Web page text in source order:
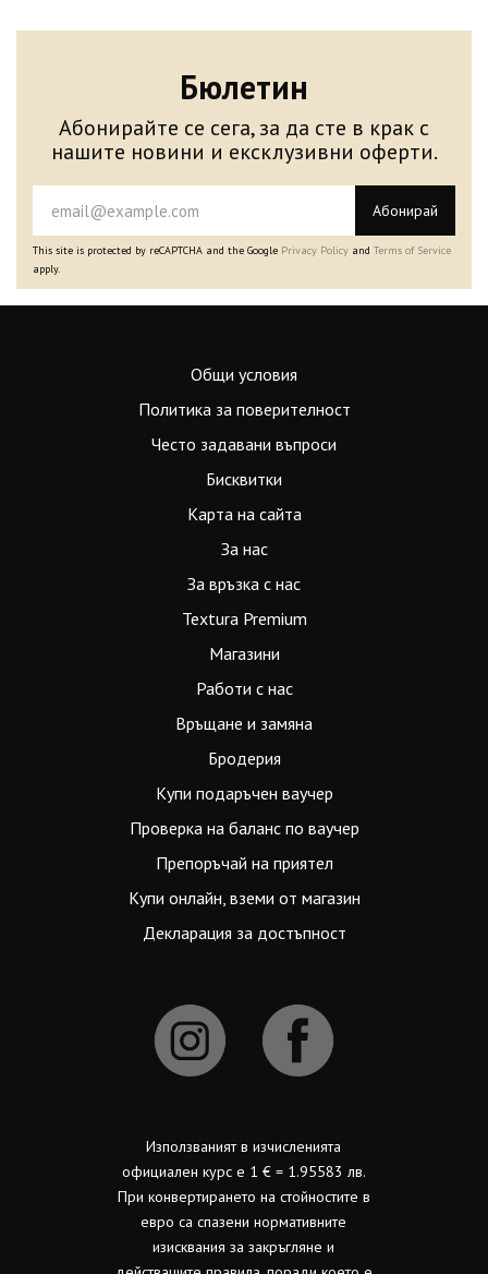
Бюлетин
Абонирайте се сега, за да сте в крак с
нашите новини и ексклузивни оферти.
Абонирай
This site is protected by reCAPTCHA and the Google Privacy Policy and Terms of Service
apply.
Общи условия
Политика за поверителност
Често задавани въпроси
Бисквитки
Карта на сайта
За нас
За връзка с нас
Textura Premium
Магазини
Работи с нас
Връщане и замяна
Бродерия
Купи подаръчен ваучер
Проверка на баланс по ваучер
Препоръчай на приятел
Купи онлайн, вземи от магазин
Декларация за достъпност
Използваният в изчисленията
официален курс е 1 € = 1.95583 лв.
При конвертирането на стойностите в
евро са спазени нормативните
изисквания за закръгляне и